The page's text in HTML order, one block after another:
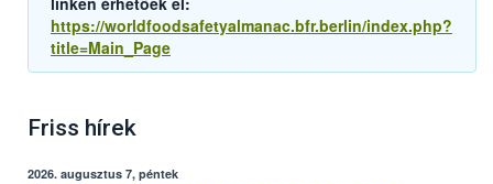
https://worldfoodsafetyalmanac.bfr.berlin/index.php?
title=Main_Page
Friss hírek
2026. augusztus 7, péntek